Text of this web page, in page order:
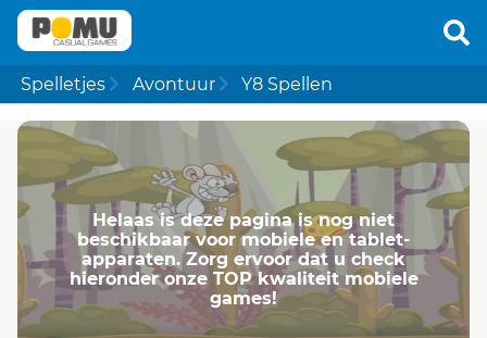
Spelletjes Avontuur Y8 Spellen
Helaas is deze pagina is nog niet
beschikbaar voor mobiele en tablet-
apparaten. Zorg ervoor dat u check
hieronder onze TOP kwaliteit mobiele
games!